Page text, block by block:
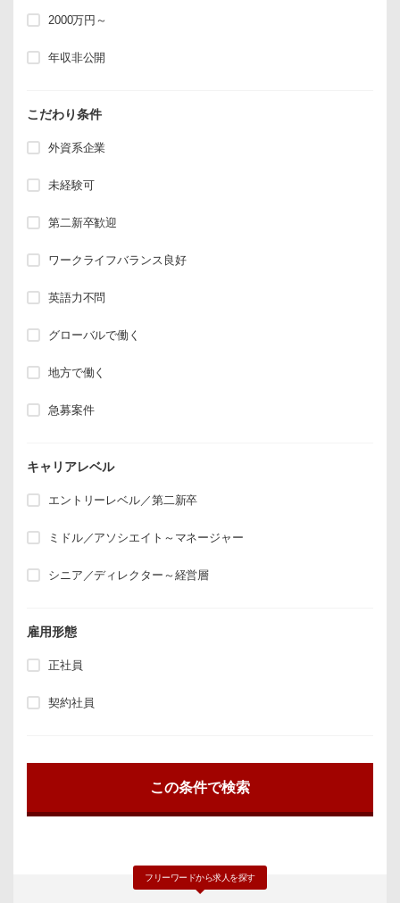
2000万円～
年収非公開
こだわり条件
外資系企業
未経験可
第二新卒歓迎
ワークライフバランス良好
英語力不問
グローバルで働く
地方で働く
急募案件
キャリアレベル
エントリーレベル／第二新卒
ミドル／アソシエイト～マネージャー
シニア／ディレクター～経営層
雇用形態
正社員
契約社員
フリーワードから求人を探す